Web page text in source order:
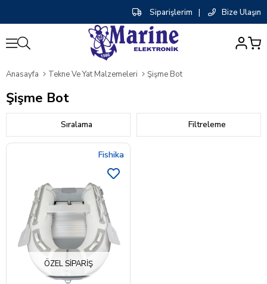
Siparişlerim | Bize Ulaşın
Anasayfa Tekne Ve Yat Malzemeleri Şişme Bot
Şişme Bot
Filtreleme
Sıralama
ÖZEL SIPARIŞ
Fishika